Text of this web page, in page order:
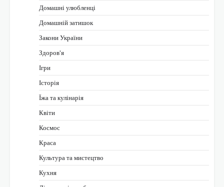
Домашні улюбленці
Домашній затишок
Закони України
Здоров'я
Ігри
Історія
Їжа та кулінарія
Квіти
Космос
Краса
Культура та мистецтво
Кухня